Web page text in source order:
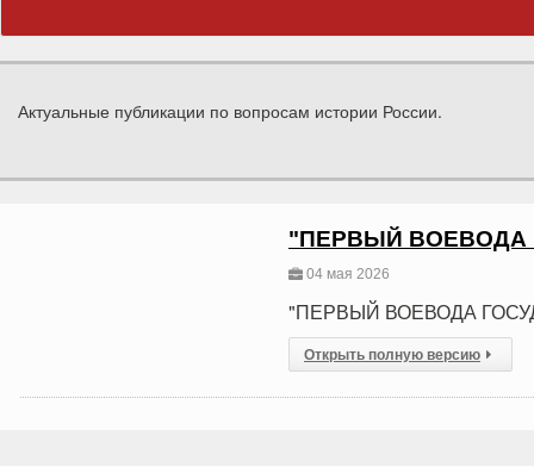
Актуальные публикации по вопросам истории России.
"ПЕРВЫЙ ВОЕВОДА
04 мая 2026
"ПЕРВЫЙ ВОЕВОДА
Открыть полную версию